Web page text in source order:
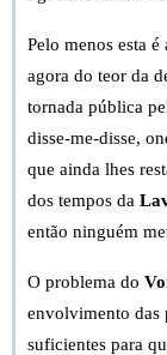
Pelo menos esta
agora do teor da
tornada pública
disse-me-disse,
que ainda lhes
dos tempos da
então ninguém
O problema do
envolvimento das
suficientes para